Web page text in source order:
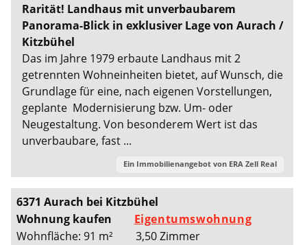
Rarität! Landhaus mit unverbaubarem
Panorama-Blick in exklusiver Lage von Aurach /
Kitzbühel
Das im Jahre 1979 erbaute Landhaus mit 2
getrennten Wohneinheiten bietet, auf Wunsch, die
Grundlage für eine, nach eigenen Vorstellungen,
geplante Modernisierung bzw. Um- oder
Neugestaltung. Von besonderem Wert ist das
unverbaubare, fast ...
Ein Immobilienangebot von ERA Zell Real
6371 Aurach bei Kitzbühel
Wohnung kaufen
Eigentumswohnung
Wohnfläche: 91 m²
3,50 Zimmer